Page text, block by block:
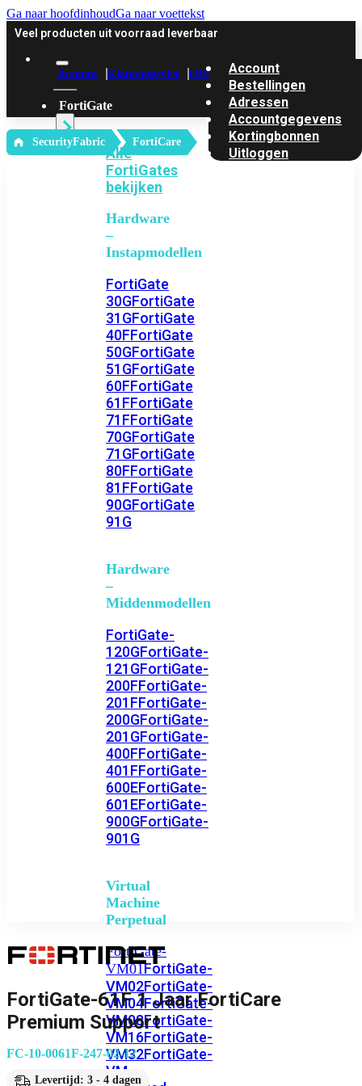
Ga naar hoofdinhoudGa naar voettekst
Veel producten uit voorraad leverbaar
Account Klantenservice Offerte
FortiGate
Alle
FortiGates
bekijken
Hardware
–
Instapmodellen
FortiGate
30GFortiGate
31GFortiGate
40FFortiGate
50GFortiGate
51GFortiGate
60FFortiGate
61FFortiGate
71FFortiGate
70GFortiGate
71GFortiGate
80FFortiGate
81FFortiGate
90GFortiGate
91G
Hardware
–
Middenmodellen
FortiGate-
120GFortiGate-
121GFortiGate-
200FFortiGate-
201FFortiGate-
200GFortiGate-
201GFortiGate-
400FFortiGate-
401FFortiGate-
600EFortiGate-
601EFortiGate-
900GFortiGate-
901G
Virtual
Machine
Perpetual
FortiGate-
VM01FortiGate-
VM02FortiGate-
VM04FortiGate-
VM08FortiGate-
VM16FortiGate-
VM32FortiGate-
VM
Account
Bestellingen
Adressen
Accountgegevens
Kortingbonnen
Uitloggen
‎ SecurityFabric FortiCare
FortiGate-61F 1 Jaar FortiCare
Premium Support
FC-10-0061F-247-02-12
Levertijd: 3 - 4 dagen